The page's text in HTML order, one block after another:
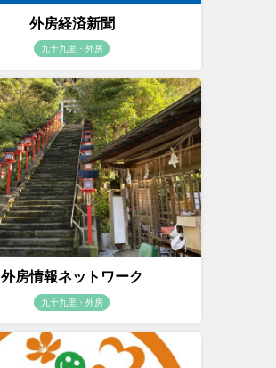
外房経済新聞
九十九里・外房
外房情報ネットワーク
九十九里・外房